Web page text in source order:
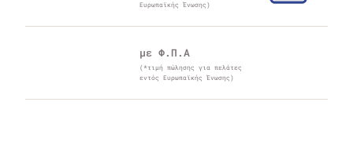
Ευρωπαϊκής Ένωσης)
με Φ.Π.Α
(*τιμή πώλησης για πελάτες
εντός Ευρωπαϊκής Ένωσης)